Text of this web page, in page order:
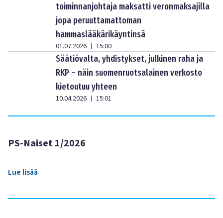
toiminnanjohtaja maksatti veronmaksajilla
jopa peruuttamattoman
hammaslääkärikäyntinsä
01.07.2026 | 15:00
Säätiövalta, yhdistykset, julkinen raha ja
RKP – näin suomenruotsalainen verkosto
kietoutuu yhteen
10.04.2026 | 15:01
PS-Naiset 1/2026
Lue lisää